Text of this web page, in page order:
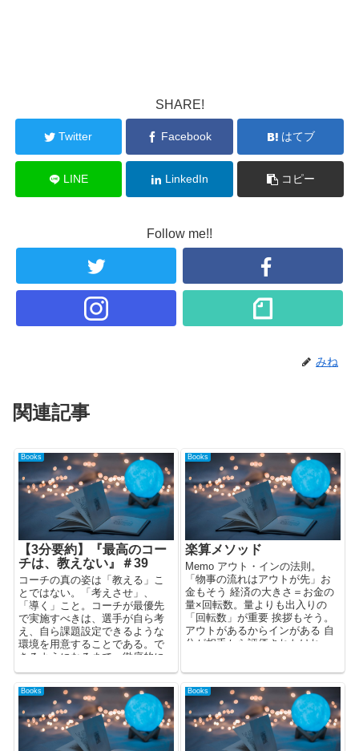
SHARE!
Twitter Facebook はてブ
LINE LinkedIn コピー
Follow me!!
みね
関連記事
Books
【3分要約】『最高のコー
チは、教えない』＃39
コーチの真の姿は「教える」こ
とではない。「考えさせ」、
「導く」こと。コーチが最優先
で実施すべきは、選手が自ら考
え、自ら課題設定できるような
環境を用意することである。で
きるようになるまで、徹底的に
Books
楽算メソッド
Memo アウト・インの法則。
「物事の流れはアウトが先」お
金もそう 経済の大きさ＝お金の
量×回転数。量よりも出入りの
「回転数」が重要 挨拶もそう。
アウトがあるからインがある 自
分が相手から評価されたけれ
Books Books